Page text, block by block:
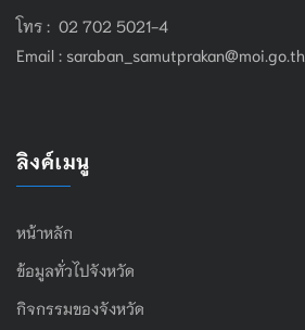
โทร : 02 702 5021-4
Email : saraban_samutprakan@moi.go.th
ลิงค์เมนู
หน้าหลัก
ข้อมูลทั่วไปจังหวัด
กิจกรรมของจังหวัด